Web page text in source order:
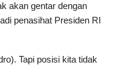
akan gentar dengan
penasihat Presiden RI
Tapi posisi kita tidak